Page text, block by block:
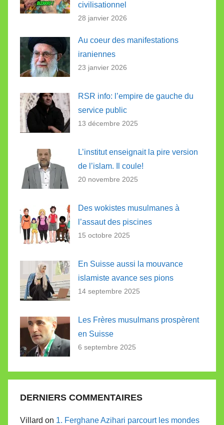
civilisationnel
28 janvier 2026
Au coeur des manifestations
iraniennes
23 janvier 2026
RSR info: l’empire de gauche du
service public
13 décembre 2025
L’institut enseignait la pire version
de l’islam. Il coule!
20 novembre 2025
Des wokistes musulmanes à
l’assaut des piscines
15 octobre 2025
En Suisse aussi la mouvance
islamiste avance ses pions
14 septembre 2025
Les Frères musulmans prospèrent
en Suisse
6 septembre 2025
DERNIERS COMMENTAIRES
Villard on 1. Ferghane Azihari parcourt les mondes